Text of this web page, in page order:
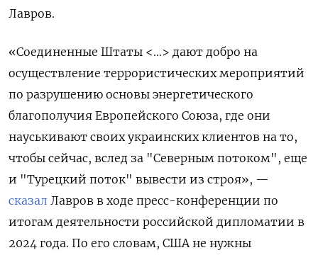
Лавров.
«Соединенные Штаты <…> дают добро на
осуществление террористических мероприятий
по разрушению основы энергетического
благополучия Европейского Союза, где они
науськивают своих украинских клиентов на то,
чтобы сейчас, вслед за "Северным потоком", еще
и "Турецкий поток" вывести из строя», —
сказал Лавров в ходе пресс-конференции по
итогам деятельности российской дипломатии в
2024 года. По его словам, США не нужны